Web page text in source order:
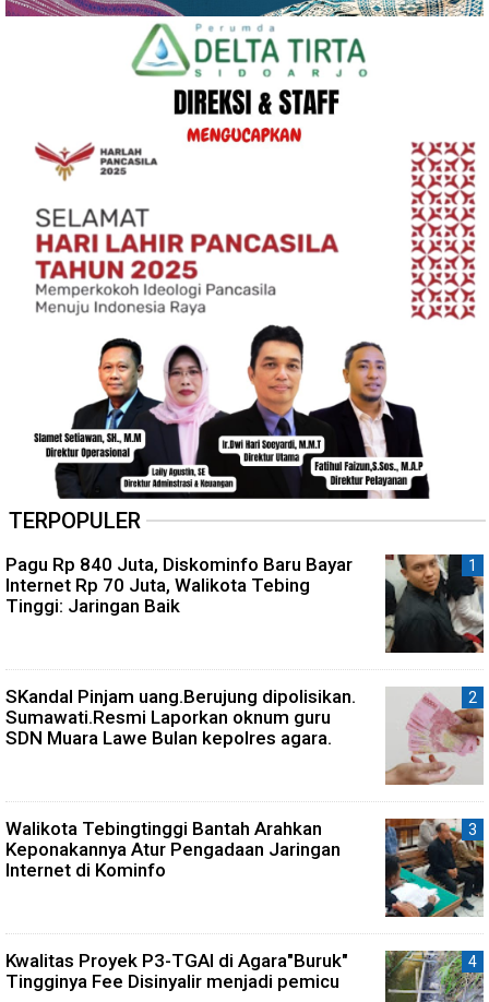
TERPOPULER
Pagu Rp 840 Juta, Diskominfo Baru Bayar
Internet Rp 70 Juta, Walikota Tebing
Tinggi: Jaringan Baik
SKandal Pinjam uang.Berujung dipolisikan.
Sumawati.Resmi Laporkan oknum guru
SDN Muara Lawe Bulan kepolres agara.
Walikota Tebingtinggi Bantah Arahkan
Keponakannya Atur Pengadaan Jaringan
Internet di Kominfo
Kwalitas Proyek P3-TGAI di Agara"Buruk"
Tingginya Fee Disinyalir menjadi pemicu